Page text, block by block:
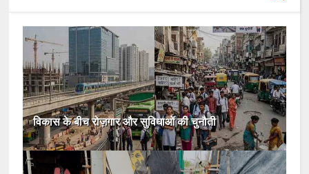
विकास के बीच रोज़गार और सुविधाओं की चुनौती